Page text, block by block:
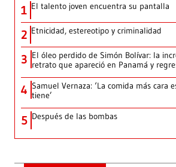
1 El talento joven encuentra su pantalla​
2 Etnicidad, estereotipo y criminalidad
3 El óleo perdido de Simón Bolívar: la
retrato que apareció en Panamá y
4 Samuel Vernaza: ‘La comida más cara
tiene’
5 Después de las bombas